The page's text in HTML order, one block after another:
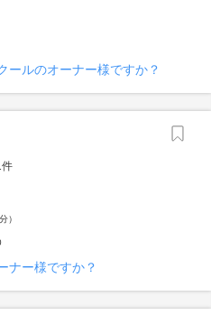
ールのオーナー様ですか？
件
）
ナー様ですか？